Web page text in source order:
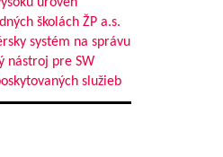
školách ŽP a.s.
systém na správu
nástroj pre SW
služieb